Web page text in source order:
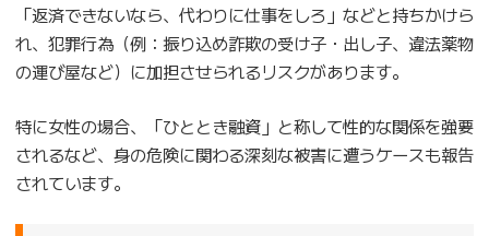
「返済できないなら、代わりに仕事をしろ」などと持ちかけら
れ、犯罪行為（例：振り込め詐欺の受け子・出し子、違法薬物
の運び屋など）に加担させられるリスクがあります。
特に女性の場合、「ひととき融資」と称して性的な関係を強要
されるなど、身の危険に関わる深刻な被害に遭うケースも報告
されています。